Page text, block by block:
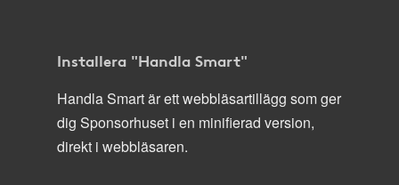
Installera "Handla Smart"
Handla Smart är ett webbläsartillägg som ger
dig Sponsorhuset i en minifierad version,
direkt i webbläsaren.